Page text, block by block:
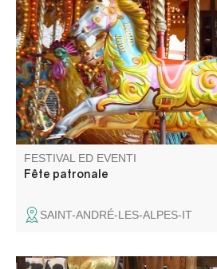
spectacles, concours de pétanque
FESTIVAL ED EVENTI
Fête patronale
SAINT-ANDRÉ-LES-ALPES-IT